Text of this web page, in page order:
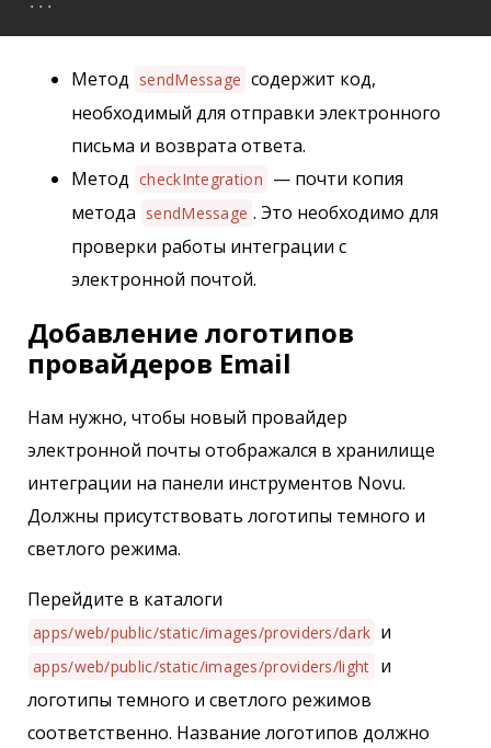
Метод sendMessage содержит код,
необходимый для отправки электронного
письма и возврата ответа.
Метод checkIntegration — почти копия
метода sendMessage . Это необходимо для
проверки работы интеграции с
электронной почтой.
Добавление логотипов
провайдеров Email
Нам нужно, чтобы новый провайдер
электронной почты отображался в хранилище
интеграции на панели инструментов Novu.
Должны присутствовать логотипы темного и
светлого режима.
Перейдите в каталоги
apps/web/public/static/images/providers/dark и
apps/web/public/static/images/providers/light и
логотипы темного и светлого режимов
соответственно. Название логотипов должно